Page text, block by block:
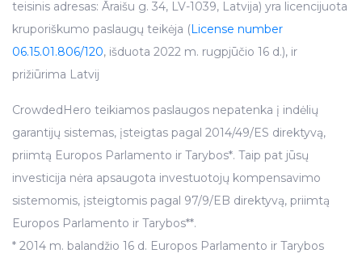
teisinis adresas: Āraišu g. 34, LV-1039, Latvija) yra licencijuota
kruporiškumo paslaugų teikėja (License number
06.15.01.806/120, išduota 2022 m. rugpjūčio 16 d.), ir
prižiūrima Latvij
CrowdedHero teikiamos paslaugos nepatenka į indėlių
garantijų sistemas, įsteigtas pagal 2014/49/ES direktyvą,
priimtą Europos Parlamento ir Tarybos*. Taip pat jūsų
investicija nėra apsaugota investuotojų kompensavimo
sistemomis, įsteigtomis pagal 97/9/EB direktyvą, priimtą
Europos Parlamento ir Tarybos**.
* 2014 m. balandžio 16 d. Europos Parlamento ir Tarybos